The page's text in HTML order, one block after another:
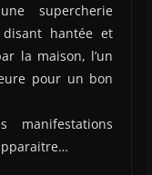
supercherie
hantée et
la maison, l’un
pour un bon
manifestations